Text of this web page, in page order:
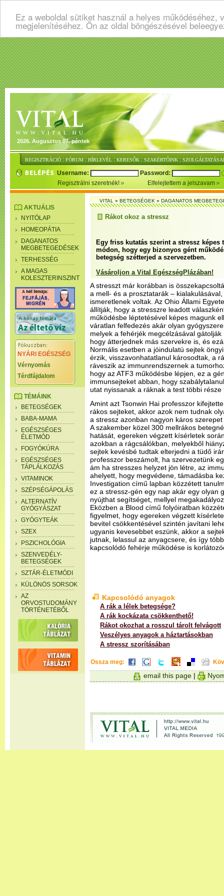
Ez a weboldal sütiket használ a helyes
megjelenítéséhez. Ön az oldal böngészésével
2026. Augusztus 07. péntek
REGISZTRÁCIÓ : FÓRUM : HÍRLEVÉL : KERESŐK : SZAKÉRTŐINK :
Username:
Password:
Regisztrálni szeretnék!
Elfelejtettem a jelszavam
AKTUÁLIS
NYITÓLAP
HOMEOPÁTIA
DAGANATOS
MEGBETEGEDÉSEK
TERHESSÉG
A MAGAS
KOLESZTERINSZINT
NYÁRI EGÉSZSÉG
Vérnyomás
Térdfájdalom
TÉMÁINK
BETEGSÉGEK
BABA-MAMA
EGÉSZSÉGES
ÉLETMÓD
FOGYÓKÚRA
EGÉSZSÉGES
TÁPLÁLKOZÁS
VITAMINOK
SZÉPSÉGÁPOLÁS
ALTERNATÍV
GYÓGYÁSZAT
GYÓGYTEÁK
SZEX
PSZICHOLÓGIA
SZENVEDÉLY-
BETEGSÉGEK
SZTÁR-ÉLETMÓDI
KÜLÖNÖS SORSOK
AZ
ORVOSTUDOMÁNY
TÖRTÉNETÉBŐL
VITAL»BETEGSÉGEK»DAGANATOS
Rákot okoz a stressz
Egy friss kutatás szerint a stressz
módon, hogy egy bizonyos gént
betegség szétterjed a szervezetben.
Vásároljon a Vital EgészségPlázában!
A stresszt már korábban is
a mell- és a prosztatarák –
ismeretlenek voltak. Az Ohio Állami
állítják, hogy a stresszre leadott
működésbe léptetésével képes magunk
váratlan felfedezés akár olyan
melyek a fehérjék megcélzásával
hogy átterjednek más szervekre is, és
Normális esetben a jóindulatú sejtek
érzik, visszavonhatatlanul károsodtak, a
ráveszik az immunrendszernek a
hogy az ATF3 működésbe lépjen, ez a
immunsejteket abban, hogy
utat nyissanak a ráknak a test többi része
Amint azt Tsonwin Hai professzor
rákos sejteket, akkor azok nem tudnak
a stressz azonban nagyon káros
A szakember közel 300 mellrákos
hatását, egereken végzett kísérletek
azokban a rágcsálókban, melyekből
sejtek kevésbé tudtak elterjedni a tüdő
professzor beszámolt, ha szervezetünk
ám ha stresszes helyzet jön létre, az
ahelyett, hogy megvédene, támadásba
Investigation című lapban közzétett
ez a stressz-gén egy nap akár egy olyan
nyújthat segítséget, mellyel
Eközben a Blood című folyóiratban
figyelmet, hogy egereken végzett
bevitel csökkentésével szintén javítani
ugyanis kevesebbet eszünk, akkor a
jutnak, lelassul az anyagcsere, és így
kapcsolódó fehérje működése is
Kapcsolódó anyagok
A rák a lélek betegsége?
A rák kockázata csökkenthető!
Rákot okozhat a rosszul tárolt felvágott
Veszélyes anyagok a háztartásokban
A stressz szorításában
Ossza meg:
email this page |